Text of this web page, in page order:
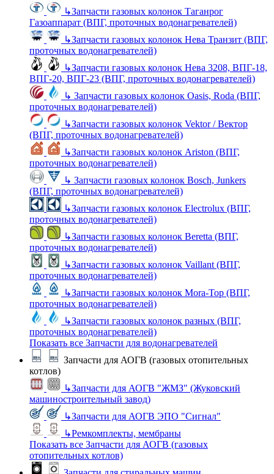
↳Запчасти газовых колонок Таганрог
Газоаппарат (ВПГ, проточных водонагревателей)
↳Запчасти газовых колонок Нева Транзит (ВПГ,
проточных водонагревателей)
↳Запчасти газовых колонок Нева 3208, ВПГ-18,
ВПГ-20, ВПГ-23 (ВПГ, проточных водонагревателей)
↳ Запчасти газовых колонок Oasis, Roda (ВПГ,
проточных водонагревателей)
↳Запчасти газовых колонок Vektor / Вектор
(ВПГ, проточных водонагревателей)
↳Запчасти газовых колонок Ariston (ВПГ,
проточных водонагревателей)
↳ Запчасти газовых колонок Bosch, Junkers
(ВПГ, проточных водонагревателей)
↳Запчасти газовых колонок Electrolux (ВПГ,
проточных водонагревателей)
↳Запчасти газовых колонок Beretta (ВПГ,
проточных водонагревателей)
↳Запчасти газовых колонок Vaillant (ВПГ,
проточных водонагревателей)
↳Запчасти газовых колонок Mora-Top (ВПГ,
проточных водонагревателей)
↳Запчасти газовых колонок разных (ВПГ,
проточных водонагревателей)
Показать все Запчасти для водонагревателей
Запчасти для АОГВ (газовых отопительных
котлов)
↳Запчасти для АОГВ "ЖМЗ" (Жуковский
машиностроительный завод)
↳Запчасти для АОГВ ЭПО "Сигнал"
↳Ремкомплекты, мембраны
Показать все Запчасти для АОГВ (газовых
отопительных котлов)